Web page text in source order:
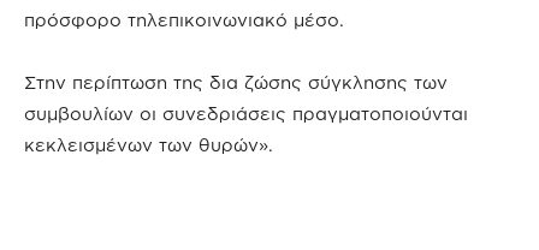
πρόσφορο τηλεπικοινωνιακό μέσο.
Στην περίπτωση της δια ζώσης σύγκλησης των
συμβουλίων οι συνεδριάσεις πραγματοποιούνται
κεκλεισμένων των θυρών».